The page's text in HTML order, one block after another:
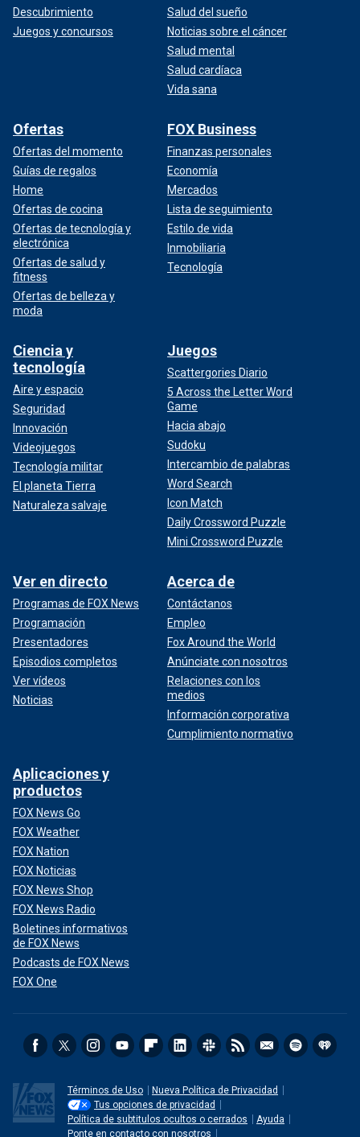
Descubrimiento
Juegos y concursos
Salud del sueño
Noticias sobre el cáncer
Salud mental
Salud cardíaca
Vida sana
Ofertas
Ofertas del momento
Guías de regalos
Home
Ofertas de cocina
Ofertas de tecnología y
electrónica
Ofertas de salud y
fitness
Ofertas de belleza y
moda
FOX Business
Finanzas personales
Economía
Mercados
Lista de seguimiento
Estilo de vida
Inmobiliaria
Tecnología
Ciencia y
tecnología
Aire y espacio
Seguridad
Innovación
Videojuegos
Tecnología militar
El planeta Tierra
Naturaleza salvaje
Juegos
Scattergories Diario
5 Across the Letter Word
Game
Hacia abajo
Sudoku
Intercambio de palabras
Word Search
Icon Match
Daily Crossword Puzzle
Mini Crossword Puzzle
Ver en directo
Programas de FOX News
Programación
Presentadores
Episodios completos
Ver vídeos
Noticias
Acerca de
Contáctanos
Empleo
Fox Around the World
Anúnciate con nosotros
Relaciones con los
medios
Información corporativa
Cumplimiento normativo
Aplicaciones y
productos
FOX News Go
FOX Weather
FOX Nation
FOX Noticias
FOX News Shop
FOX News Radio
Boletines informativos
de FOX News
Podcasts de FOX News
FOX One
Términos de Uso
Nueva Política de Privacidad
Tus opciones de privacidad
Política de subtitulos ocultos o cerrados
Ayuda
Ponte en contacto con nosotros